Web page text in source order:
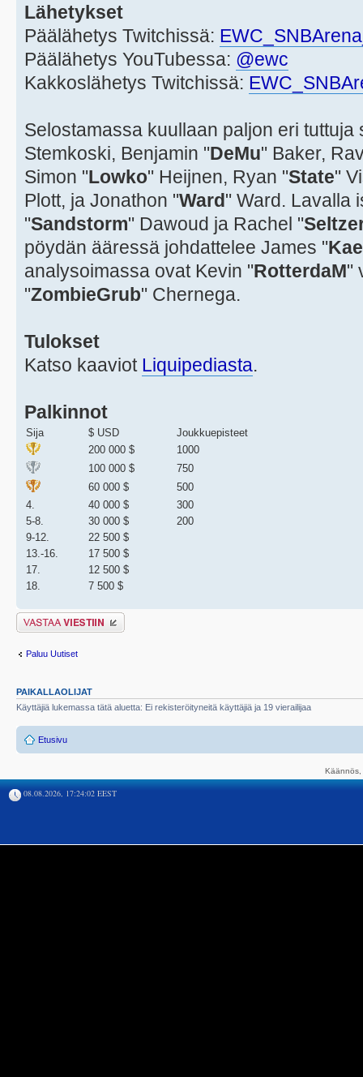
Lähetykset
Päälähetys Twitchissä:
Päälähetys YouTubessa: @ewc
Kakkoslähetys Twitchissä:
Selostamassa kuullaan paljon eri tuttuja
Stemkoski, Benjamin "DeMu" Baker,
Simon "Lowko" Heijnen, Ryan "State"
Plott, ja Jonathon "Ward" Ward. Lavalla
"Sandstorm" Dawoud ja Rachel "
pöydän ääressä johdattelee James "
analysoimassa ovat Kevin "RotterdaM"
"ZombieGrub" Chernega.
Tulokset
Katso kaaviot Liquipediasta.
Palkinnot
Sija $ USD
Joukkuepisteet
200 000 $
1000
100 000 $
750
60 000 $
500
4.
40 000 $
300
5-8.
30 000 $
200
9-12.
22 500 $
13.-16.
17 500 $
17.
12 500 $
18.
7 500 $
Lähetä vastaus
Paluu Uutiset
PAIKALLAOLIJAT
Käyttäjiä lukemassa tätä aluetta: Ei rekisteröityneitä käyttäjiä ja 19 vierailijaa
Etusivu
08.08.2026, 17:24:02 EEST